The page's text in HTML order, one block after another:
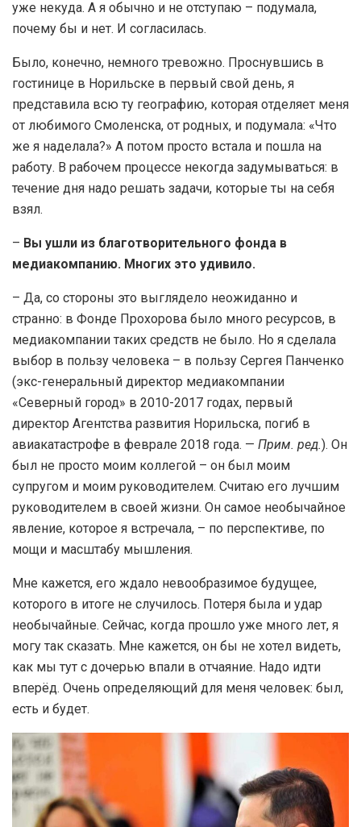
уже некуда. А я обычно и не отступаю – подумала,
почему бы и нет. И согласилась.
Было, конечно, немного тревожно. Проснувшись в
гостинице в Норильске в первый свой день, я
представила всю ту географию, которая отделяет меня
от любимого Смоленска, от родных, и подумала: «Что
же я наделала?» А потом просто встала и пошла на
работу. В рабочем процессе некогда задумываться: в
течение дня надо решать задачи, которые ты на себя
взял.
– Вы ушли из благотворительного фонда в
медиакомпанию. Многих это удивило.
– Да, со стороны это выглядело неожиданно и
странно: в Фонде Прохорова было много ресурсов, в
медиакомпании таких средств не было. Но я сделала
выбор в пользу человека – в пользу Сергея Панченко
(экс-генеральный директор медиакомпании
«Северный город» в 2010-2017 годах, первый
директор Агентства развития Норильска, погиб в
авиакатастрофе в феврале 2018 года. — Прим. ред.). Он
был не просто моим коллегой – он был моим
супругом и моим руководителем. Считаю его лучшим
руководителем в своей жизни. Он самое необычайное
явление, которое я встречала, – по перспективе, по
мощи и масштабу мышления.
Мне кажется, его ждало невообразимое будущее,
которого в итоге не случилось. Потеря была и удар
необычайные. Сейчас, когда прошло уже много лет, я
могу так сказать. Мне кажется, он бы не хотел видеть,
как мы тут с дочерью впали в отчаяние. Надо идти
вперёд. Очень определяющий для меня человек: был,
есть и будет.